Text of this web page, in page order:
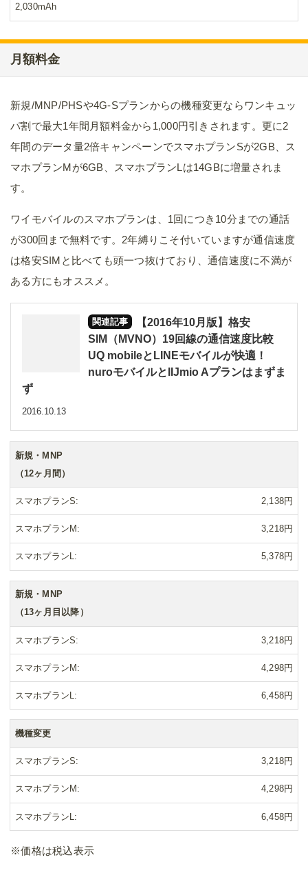
2,030mAh
月額料金
新規/MNP/PHSや4G-Sプランからの機種変更ならワンキュッ
パ割で最大1年間月額料金から1,000円引きされます。更に2
年間のデータ量2倍キャンペーンでスマホプランSが2GB、ス
マホプランMが6GB、スマホプランLは14GBに増量されま
す。
ワイモバイルのスマホプランは、1回につき10分までの通話
が300回まで無料です。2年縛りこそ付いていますが通信速度
は格安SIMと比べても頭一つ抜けており、通信速度に不満が
ある方にもオススメ。
【2016年10月版】格安
SIM（MVNO）19回線の通信速度比較
UQ mobileとLINEモバイルが快適！
nuroモバイルとIIJmio Aプランはまずま
ず
2016.10.13
新規・MNP
（12ヶ月間）
スマホプランS 2,138円
スマホプランM 3,218円
スマホプランL 5,378円
新規・MNP
（13ヶ月目以降）
スマホプランS 3,218円
スマホプランM 4,298円
スマホプランL 6,458円
機種変更
スマホプランS 3,218円
スマホプランM 4,298円
スマホプランL 6,458円
※価格は税込表示